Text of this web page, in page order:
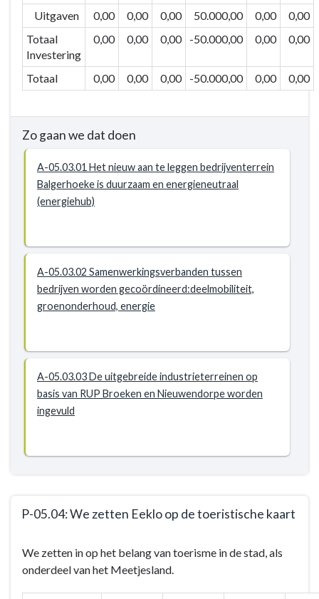
toeristisch
netwerk
onze
troeven
ondernemen,
werken
beleven
verder
Actieplannen
05.03:
ontwikkelt
bedrijventerreinen
vernieuwende
ivm
Uitgaven
0,00 0,00 0,00 50.000,00 0,00
0,00
Totaal
Investering
0,00 0,00 0,00 -50.000,00 0,00 0,00
Totaal 0,00 0,00 0,00 -50.000,00 0,00 0,00
Zo gaan we dat doen
A-05.03.01 Het nieuw aan te leggen bedrijventerrein
Balgerhoeke is duurzaam en energieneutraal
(energiehub)
A-05.03.02 Samenwerkingsverbanden tussen
bedrijven worden gecoördineerd:deelmobiliteit,
groenonderhoud, energie
A-05.03.03 De uitgebreide industrieterreinen op
basis van RUP Broeken en Nieuwendorpe worden
ingevuld
P-05.04: We zetten Eeklo op de toeristische kaart
naar
navigatie
We zetten in op het belang van toerisme in de stad, als
onderdeel van het Meetjesland.